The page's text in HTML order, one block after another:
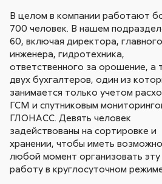
В целом в компании работают
700 человек. В нашем
60, включая директора, главного
инженера, гидротехника,
ответственного за орошение, а
двух бухгалтеров, один из
занимается только учетом
ГСМ и спутниковым
ГЛОНАСС. Девять человек
задействованы на сортировке и
хранении, чтобы иметь
любой момент организовать эту
работу в круглосуточном